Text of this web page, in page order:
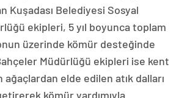
Kuşadası Belediyesi Sosyal
ekipleri, 5 yıl boyunca toplam
üzerinde kömür desteğinde
Müdürlüğü ekipleri ise kent
elde edilen atık dalları
kömür yardımıyla